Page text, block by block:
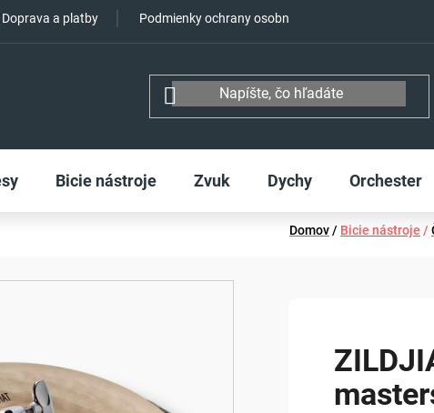
Doprava a platby Podmienky ochrany osobných údajov
Bicie nástroje Zvuk Dychy Orchester
Domov/ Bicie nástroje /